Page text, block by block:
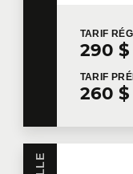
TARIF
290 $
TARIF
260 $